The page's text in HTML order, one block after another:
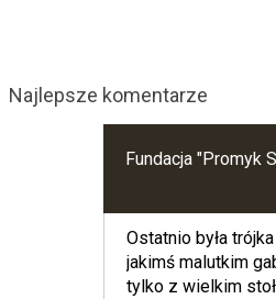
Najlepsze komentarze
Fundacja "Promyk
Ostatnio była
jakimś malutkim
tylko z wielkim